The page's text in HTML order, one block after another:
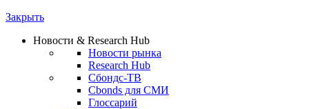
Закрыть
Новости & Research Hub
Новости рынка
Research Hub
Сбондс-ТВ
Cbonds для СМИ
Глоссарий